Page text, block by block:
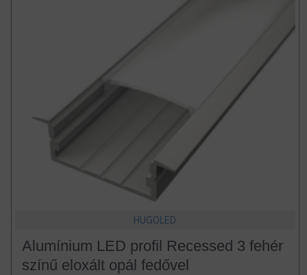
HUGOLED
Alumínium LED profil Recessed 3 fehér
színű eloxált opál fedővel